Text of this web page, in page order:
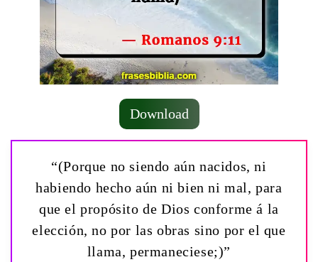
Download
“(Porque no siendo aún nacidos, ni
habiendo hecho aún ni bien ni mal, para
que el propósito de Dios conforme á la
elección, no por las obras sino por el que
llama, permaneciese;)”